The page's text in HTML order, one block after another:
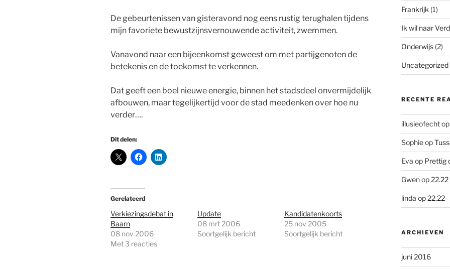
De gebeurtenissen van gisteravond nog eens rustig terughalen tijdens
mijn favoriete bewustzijnsvernouwende activiteit, zwemmen.
Vanavond naar een bijeenkomst geweest om met partijgenoten de
betekenis en de toekomst te verkennen.
Dat geeft een boel nieuwe energie, binnen het stadsdeel onvermijdelijk
afbouwen, maar tegelijkertijd voor de stad meedenken over hoe nu
verder….
Dit delen:
Gerelateerd
Verkiezingsdebat in
Baarn
08 nov 2006
Met 3 reacties
Update
08 mrt 2006
Soortgelijk bericht
Kandidatenkoorts
25 nov 2005
Soortgelijk bericht
Frankrijk (1)
Ik wil naar
Onderwijs(2)
Uncategorized
RECENTE
illusieofechtop
Sophieop
Eva op Prettig
Gwenop22.22
linda op22.22
ARCHIEVEN
juni 2016